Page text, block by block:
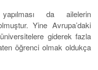
da ailelerin
Yine Avrupa’daki
giderek fazla
öğrenci olmak oldukça